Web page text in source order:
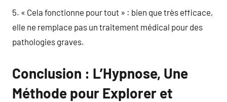
5. « Cela fonctionne pour tout » : bien que très efficace,
elle ne remplace pas un traitement médical pour des
pathologies graves.
Conclusion : L’Hypnose, Une
Méthode pour Explorer et